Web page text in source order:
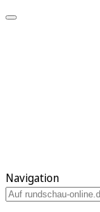
Navigation